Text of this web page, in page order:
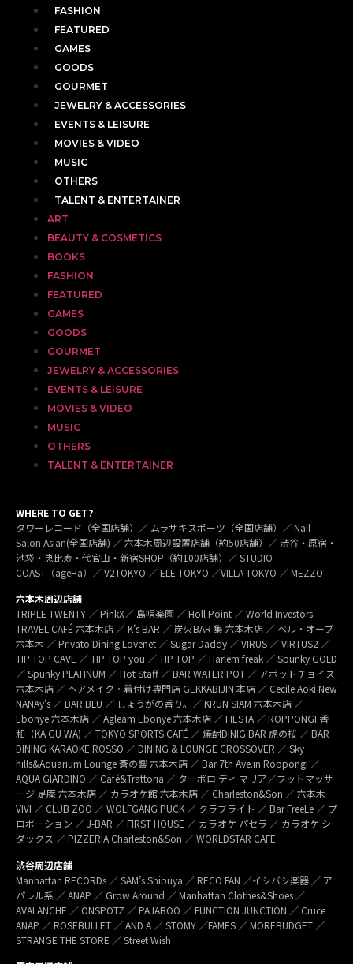
FASHION
FEATURED
GAMES
GOODS
GOURMET
JEWELRY & ACCESSORIES
EVENTS & LEISURE
MOVIES & VIDEO
MUSIC
OTHERS
TALENT & ENTERTAINER
ART
BEAUTY & COSMETICS
BOOKS
FASHION
FEATURED
GAMES
GOODS
GOURMET
JEWELRY & ACCESSORIES
EVENTS & LEISURE
MOVIES & VIDEO
MUSIC
OTHERS
TALENT & ENTERTAINER
WHERE TO GET?
タワーレコード（全国店舗）／ ムラサキスポーツ（全国店舗）／ Nail
Salon Asian(全国店舗) ／ 六本木周辺設置店舗（約50店舗）／ 渋谷・原宿・
池袋・恵比寿・代官山・新宿SHOP（約100店舗）／ STUDIO
COAST（ageHa）／ V2TOKYO ／ ELE TOKYO ／VILLA TOKYO ／ MEZZO
六本木周辺店舗
TRIPLE TWENTY ／ PinkX／ 島唄楽園 ／ Holl Point ／ World Investors
TRAVEL CAFÉ 六本木店 ／ K’s BAR ／ 炭火BAR 集 六本木店 ／ ベル・オーブ
六本木 ／ Privato Dining Lovenet ／ Sugar Daddy ／ VIRUS ／ VIRTUS2 ／
TIP TOP CAVE ／ TIP TOP you ／ TIP TOP ／ Harlem freak ／ Spunky GOLD
／ Spunky PLATINUM ／ Hot Staff ／ BAR WATER POT ／ アボットチョイス
六本木店 ／ ヘアメイク・着付け専門店 GEKKABIJIN 本店 ／ Cecile Aoki New
NANAy’s ／ BAR BLU ／ しょうがの香り。／ KRUN SIAM 六本木店 ／
Ebonye 六本木店 ／ Agleam Ebonye 六本木店 ／ FIESTA ／ ROPPONGI 香
和（KA GU WA) ／ TOKYO SPORTS CAFÉ ／ 焼酎DINIG BAR 虎の桜 ／ BAR
DINING KARAOKE ROSSO ／ DINING & LOUNGE CROSSOVER ／ Sky
hills&Aquarium Lounge 蒼の響 六本木店 ／ Bar 7th Ave.in Roppongi ／
AQUA GIARDINO ／ Café&Trattoria ／ ターボロ ディ マリア／フットマッサ
ージ 足庵 六本木店 ／ カラオケ館 六本木店 ／ Charleston&Son ／ 六本木
VIVI ／ CLUB ZOO ／ WOLFGANG PUCK ／ クラブライト ／ Bar FreeLe ／ プ
ロポーション ／ J-BAR ／ FIRST HOUSE ／ カラオケ パセラ ／ カラオケ シ
ダックス ／ PIZZERIA Charleston&Son ／ WORLDSTAR CAFE
渋谷周辺店舗
Manhattan RECORDs ／ SAM’s Shibuya ／ RECO FAN ／イシバシ楽器 ／ ア
パレル系 ／ ANAP ／ Grow Around ／ Manhattan Clothes&Shoes ／
AVALANCHE ／ ONSPOTZ ／ PAJABOO ／ FUNCTION JUNCTION ／ Cruce
ANAP ／ ROSEBULLET ／ AND A ／ STOMY ／FAMES ／ MOREBUDGET ／
STRANGE THE STORE ／ Street Wish